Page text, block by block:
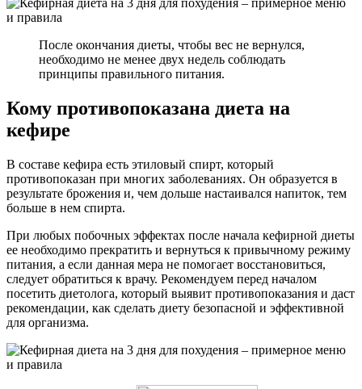
После окончания диеты, чтобы вес не вернулся,
необходимо не менее двух недель соблюдать
принципы правильного питания.
Кому противопоказана диета на
кефире
В составе кефира есть этиловый спирт, который
противопоказан при многих заболеваниях. Он образуется в
результате брожения и, чем дольше настаивался напиток, тем
больше в нем спирта.
При любых побочных эффектах после начала кефирной диеты
ее необходимо прекратить и вернуться к привычному режиму
питания, а если данная мера не помогает восстановиться,
следует обратиться к врачу. Рекомендуем перед началом
посетить диетолога, который выявит противопоказания и даст
рекомендации, как сделать диету безопасной и эффективной
для организма.